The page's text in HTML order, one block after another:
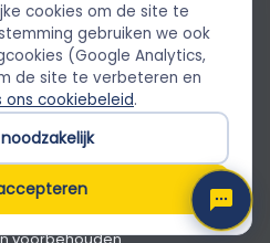
vraag
cookies om de site te
gebruiken we ook
(Google Analytics,
de site te verbeteren en
ons cookiebeleid.